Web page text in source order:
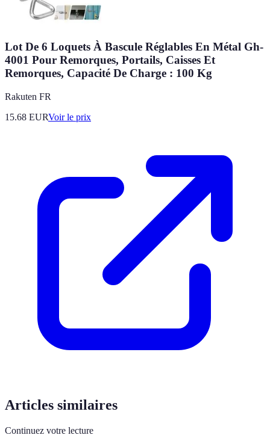
Lot De 6 Loquets À Bascule Réglables En Métal Gh-
4001 Pour Remorques, Portails, Caisses Et
Remorques, Capacité De Charge : 100 Kg
Rakuten FR
15.68 EURVoir le prix
Articles similaires
Continuez votre lecture